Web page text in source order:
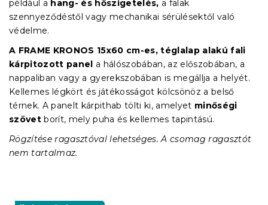
például a hang- és hőszigetelés, a falak
szennyeződéstől vagy mechanikai sérülésektől való
védelme.
A FRAME KRONOS 15x60 cm-es, téglalap alakú fali
kárpitozott panel a hálószobában, az előszobában, a
nappaliban vagy a gyerekszobában is megállja a helyét.
Kellemes légkört és játékosságot kölcsönöz a belső
térnek. A panelt kárpithab tölti ki, amelyet minőségi
szövet borít, mely puha és kellemes tapintású.
Rögzítése ragasztóval lehetséges. A csomag ragasztót
nem tartalmaz.